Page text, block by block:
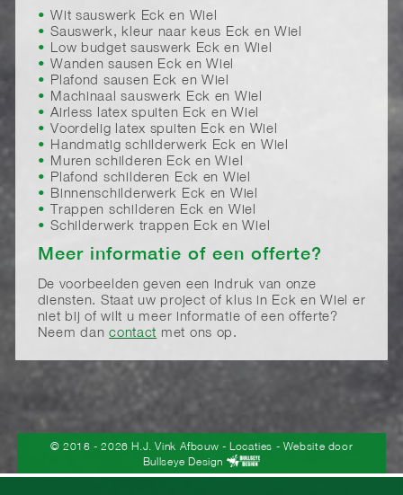
Wit sauswerk Eck en Wiel
Sauswerk, kleur naar keus Eck en Wiel
Low budget sauswerk Eck en Wiel
Wanden sausen Eck en Wiel
Plafond sausen Eck en Wiel
Machinaal sauswerk Eck en Wiel
Airless latex spuiten Eck en Wiel
Voordelig latex spuiten Eck en Wiel
Handmatig schilderwerk Eck en Wiel
Muren schilderen Eck en Wiel
Plafond schilderen Eck en Wiel
Binnenschilderwerk Eck en Wiel
Trappen schilderen Eck en Wiel
Schilderwerk trappen Eck en Wiel
Meer informatie of een offerte?
De voorbeelden geven een indruk van onze
diensten. Staat uw project of klus in Eck en Wiel er
niet bij of wilt u meer informatie of een offerte?
Neem dancontact met ons op.
© 2018 - 2026 H.J. Vink Afbouw - Locaties - Website door
Bullseye Design